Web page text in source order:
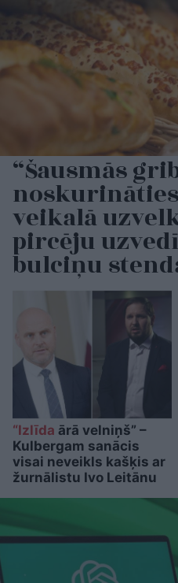
“Šausmās
veikalā
pircēju
bulciņu
“Izlīda ārā velniņš” –
Kulbergam sanācis
visai neveikls kašķis ar
žurnālistu Ivo Leitānu